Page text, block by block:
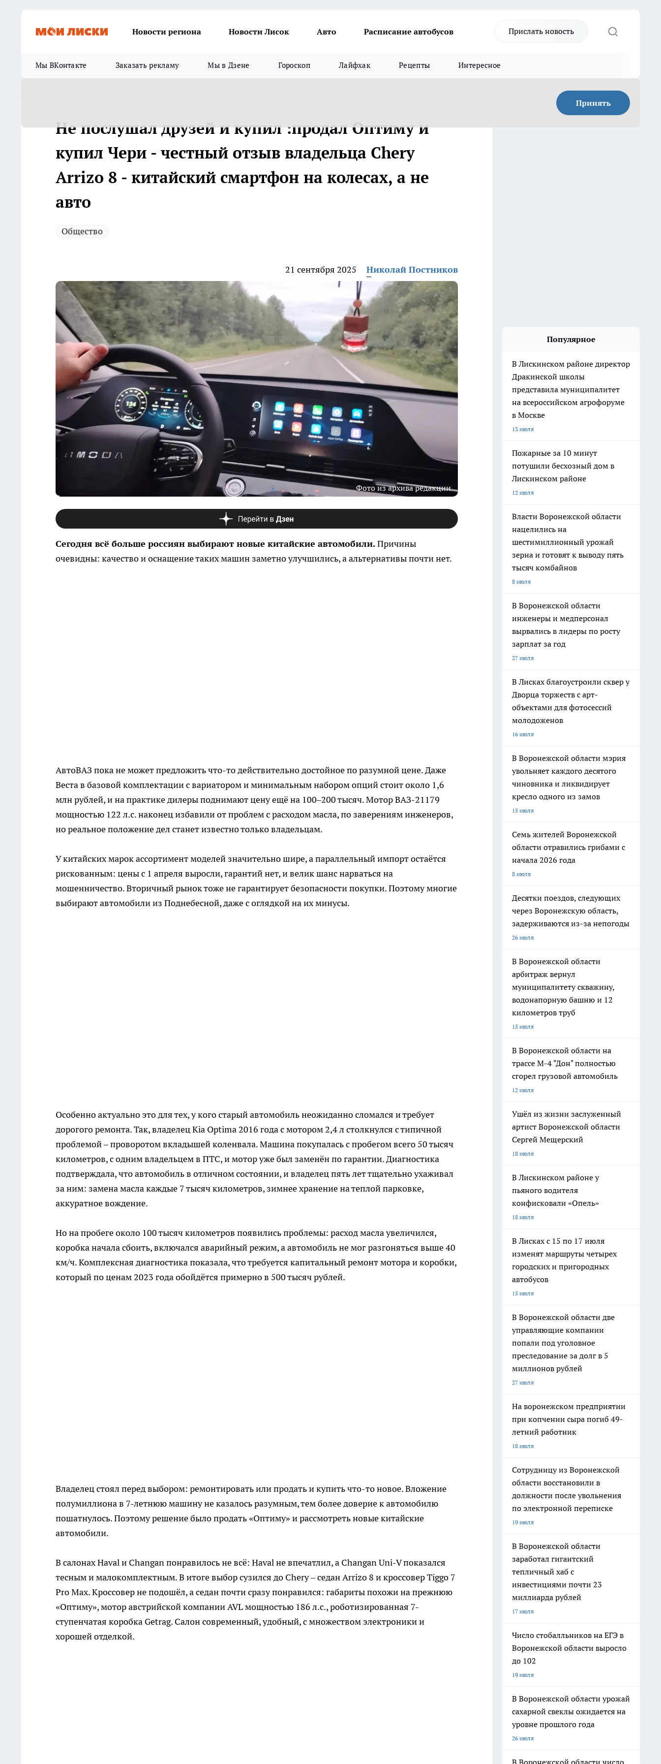
Новости региона Новости Лисок Авто Расписание автобусов Прислать новость
Мы ВКонтакте Заказать рекламу Мы в Дзене Гороскоп Лайфхак Рецепты Интересное
Принять
Не послушал друзей и купил :продал Оптиму и
купил Чери - честный отзыв владельца Chery
Arrizo 8 - китайский смартфон на колесах, а не
авто
Общество
21 сентября 2025 Николай Постников
Фото из архива редакции
Сегодня всё больше россиян выбирают новые китайские автомобили.Причины
очевидны: качество и оснащение таких машин заметно улучшились, а альтернативы почти нет.
АвтоВАЗ пока не может предложить что-то действительно достойное по разумной цене. Даже
Веста в базовой комплектации с вариатором и минимальным набором опций стоит около 1,6
млн рублей, и на практике дилеры поднимают цену ещё на 100–200 тысяч. Мотор ВАЗ-21179
мощностью 122 л.с. наконец избавили от проблем с расходом масла, по заверениям инженеров,
но реальное положение дел станет известно только владельцам.
У китайских марок ассортимент моделей значительно шире, а параллельный импорт остаётся
рискованным: цены с 1 апреля выросли, гарантий нет, и велик шанс нарваться на
мошенничество. Вторичный рынок тоже не гарантирует безопасности покупки. Поэтому многие
выбирают автомобили из Поднебесной, даже с оглядкой на их минусы.
Особенно актуально это для тех, у кого старый автомобиль неожиданно сломался и требует
дорогого ремонта. Так, владелец Kia Optima 2016 года с мотором 2,4 л столкнулся с типичной
проблемой – проворотом вкладышей коленвала. Машина покупалась с пробегом всего 50 тысяч
километров, с одним владельцем в ПТС, и мотор уже был заменён по гарантии. Диагностика
подтверждала, что автомобиль в отличном состоянии, и владелец пять лет тщательно ухаживал
за ним: замена масла каждые 7 тысяч километров, зимнее хранение на теплой парковке,
аккуратное вождение.
Но на пробеге около 100 тысяч километров появились проблемы: расход масла увеличился,
коробка начала сбоить, включался аварийный режим, а автомобиль не мог разгоняться выше 40
км/ч. Комплексная диагностика показала, что требуется капитальный ремонт мотора и коробки,
который по ценам 2023 года обойдётся примерно в 500 тысяч рублей.
Владелец стоял перед выбором: ремонтировать или продать и купить что-то новое. Вложение
полумиллиона в 7-летнюю машину не казалось разумным, тем более доверие к автомобилю
пошатнулось. Поэтому решение было продать «Оптиму» и рассмотреть новые китайские
автомобили.
В салонах Haval и Changan понравилось не всё: Haval не впечатлил, а Changan Uni-V показался
тесным и малокомплектным. В итоге выбор сузился до Chery – седан Arrizo 8 и кроссовер Tiggo 7
Pro Max. Кроссовер не подошёл, а седан почти сразу понравился: габариты похожи на прежнюю
«Оптиму», мотор австрийской компании AVL мощностью 186 л.с., роботизированная 7-
ступенчатая коробка Getrag. Салон современный, удобный, с множеством электроники и
хорошей отделкой.
Популярное
В Лискинском районе директор
Дракинской школы
представила муниципалитет
на всероссийском агрофоруме
в Москве
13 июля
Пожарные за 10 минут
потушили бесхозный дом в
Лискинском районе
12 июля
Власти Воронежской области
нацелились на
шестимиллионный урожай
зерна и готовят к выводу пять
тысяч комбайнов
8 июля
В Воронежской области
инженеры и медперсонал
вырвались в лидеры по росту
зарплат за год
27 июля
В Лисках благоустроили сквер у
Дворца торжеств с арт-
объектами для фотосессий
молодоженов
16 июля
В Воронежской области мэрия
увольняет каждого десятого
чиновника и ликвидирует
кресло одного из замов
15 июля
Семь жителей Воронежской
области отравились грибами с
начала 2026 года
8 июля
Десятки поездов, следующих
через Воронежскую область,
задерживаются из-за непогоды
26 июля
В Воронежской области
арбитраж вернул
муниципалитету скважину,
водонапорную башню и 12
километров труб
15 июля
В Воронежской области на
трассе М-4 "Дон" полностью
сгорел грузовой автомобиль
12 июля
Ушёл из жизни заслуженный
артист Воронежской области
Сергей Мещерский
18 июля
В Лискинском районе у
пьяного водителя
конфисковали «Опель»
18 июля
В Лисках с 15 по 17 июля
изменят маршруты четырех
городских и пригородных
автобусов
15 июля
В Воронежской области две
управляющие компании
попали под уголовное
преследование за долг в 5
миллионов рублей
27 июля
На воронежском предприятии
при копчении сыра погиб 49-
летний работник
18 июля
Сотрудницу из Воронежской
области восстановили в
должности после увольнения
по электронной переписке
19 июля
В Воронежской области
заработал гигантский
тепличный хаб с
инвестициями почти 23
миллиарда рублей
17 июля
Число стобалльников на ЕГЭ в
Воронежской области выросло
до 102
19 июля
В Воронежской области урожай
сахарной свеклы ожидается на
уровне прошлого года
26 июля
В Воронежской области число